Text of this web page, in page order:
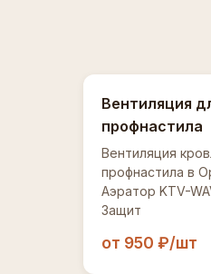
Вентиляция
профнастила
Вентиляция
профнастила в
Аэратор KTV-
Защит
от 950 ₽/шт